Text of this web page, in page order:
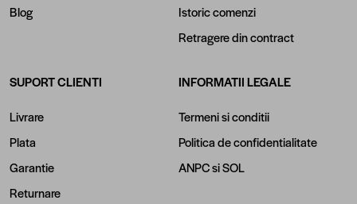
Blog
Istoric comenzi
Retragere din contract
SUPORT CLIENTI
Livrare
Plata
Garantie
Returnare
INFORMATII LEGALE
Termeni si conditii
Politica de confidentialitate
ANPCsiSOL